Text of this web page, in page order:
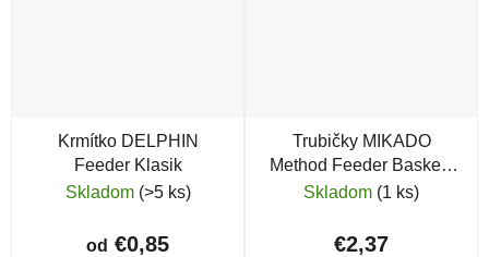
Krmítko DELPHIN
Feeder Klasik
Skladom (>5 ks)
od €0,85
Trubičky MIKADO
Method Feeder Baskets
pre krmítka
Skladom (1 ks)
€2,37